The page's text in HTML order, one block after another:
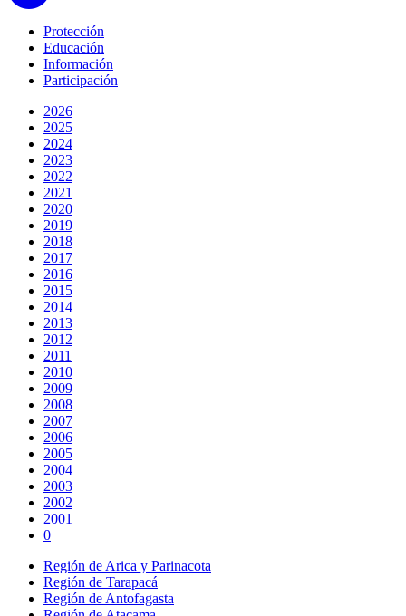
Protección
Educación
Información
Participación
2026
2025
2024
2023
2022
2021
2020
2019
2018
2017
2016
2015
2014
2013
2012
2011
2010
2009
2008
2007
2006
2005
2004
2003
2002
2001
0
Región de Arica y Parinacota
Región de Tarapacá
Región de Antofagasta